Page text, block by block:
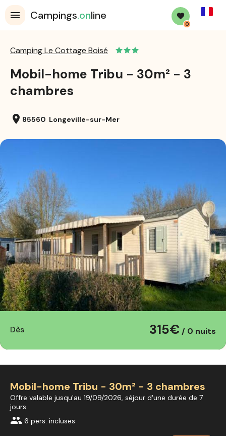
Campings.online
0
Camping Le Cottage Boisé
Mobil-home Tribu - 30m² - 3
chambres
location_on 85560 Longeville-sur-Mer
Dès 315€ / 0 nuits
Mobil-home Tribu - 30m² - 3 chambres
Offre valable jusqu'au 19/09/2026, séjour d'une durée de 7
jours
group 6 pers. incluses